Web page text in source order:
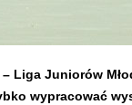
Juniorów
wypracować